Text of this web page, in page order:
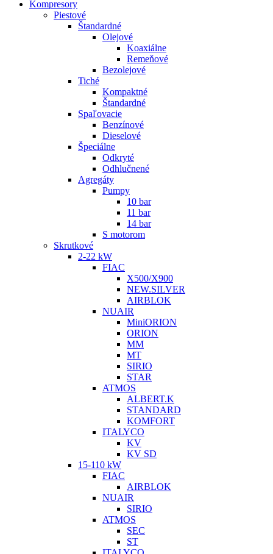
Kompresory
Piestové
Štandardné
Olejové
Koaxiálne
Remeňové
Bezolejové
Tiché
Kompaktné
Štandardné
Spaľovacie
Benzínové
Dieselové
Špeciálne
Odkryté
Odhlučnené
Agregáty
Pumpy
10 bar
11 bar
14 bar
S motorom
Skrutkové
2-22 kW
FIAC
X500/X900
NEW.SILVER
AIRBLOK
NUAIR
MiniORION
ORION
MM
MT
SIRIO
STAR
ATMOS
ALBERT.K
STANDARD
KOMFORT
ITALYCO
KV
KV SD
15-110 kW
FIAC
AIRBLOK
NUAIR
SIRIO
ATMOS
SEC
ST